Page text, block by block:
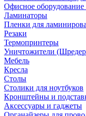
Офисное оборудование
Ламинаторы
Пленки для
Резаки
Термопринтеры
Уничтожители
Мебель
Кресла
Столы
Столики для ноутбуков
Кронштейны и
Аксессуары и гаджеты